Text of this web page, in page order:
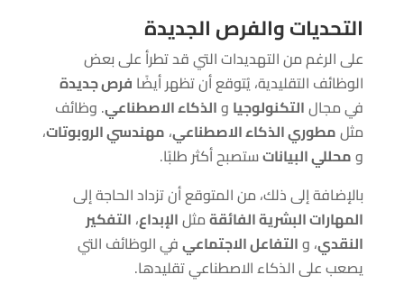
التحديات والفرص الجديدة
على الرغم من التهديدات التي قد تطرأ على بعض
الوظائف التقليدية، يُتوقع أن تظهر أيضًا فرص جديدة
في مجالالتكنولوجيا والذكاء الاصطناعي. وظائف
مثلمطوري الذكاء الاصطناعي، مهندسي الروبوتات،
ومحللي البياناتستصبح أكثر طلبًا.
بالإضافة إلى ذلك، من المتوقع أن تزداد الحاجة إلى
المهارات البشرية الفائقةمثلالإبداع، التفكير
النقدي، والتفاعل الاجتماعيفي الوظائف التي
يصعب على الذكاء الاصطناعي تقليدها.